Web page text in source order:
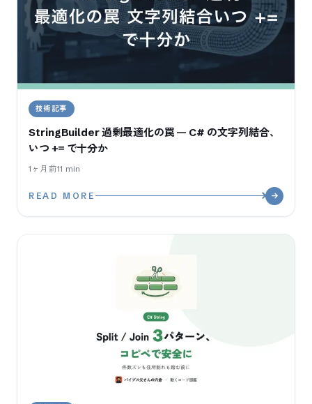
技術記事
StringBuilder 過剰最適化の罠 — C# の文字列結合、
いつ += で十分か
1ヶ月前11 min
READ MORE